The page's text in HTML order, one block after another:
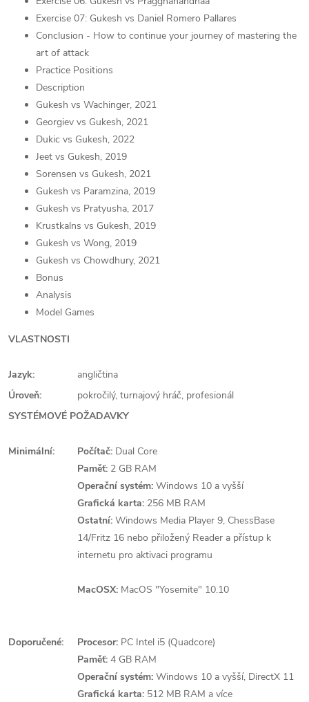
Exercise 07: Gukesh vs Daniel Romero Pallares
Conclusion - How to continue your journey of mastering the
art of attack
Practice Positions
Description
Gukesh vs Wachinger, 2021
Georgiev vs Gukesh, 2021
Dukic vs Gukesh, 2022
Jeet vs Gukesh, 2019
Sorensen vs Gukesh, 2021
Gukesh vs Paramzina, 2019
Gukesh vs Pratyusha, 2017
Krustkalns vs Gukesh, 2019
Gukesh vs Wong, 2019
Gukesh vs Chowdhury, 2021
Bonus
Analysis
Model Games
VLASTNOSTI
Jazyk:
angličtina
Úroveň:
pokročilý, turnajový hráč, profesionál
SYSTÉMOVÉ POŽADAVKY
Minimální: Počítač: Dual Core
Paměť: 2 GB RAM
Operační systém: Windows 10 a vyšší
Grafická karta: 256 MB RAM
Ostatní: Windows Media Player 9, ChessBase
14/Fritz 16 nebo přiložený Reader a přístup k
internetu pro aktivaci programu
MacOSX: MacOS "Yosemite" 10.10
Doporučené: Procesor: PC Intel i5 (Quadcore)
Paměť: 4 GB RAM
Operační systém: Windows 10 a vyšší, DirectX 11
Grafická karta: 512 MB RAM a více